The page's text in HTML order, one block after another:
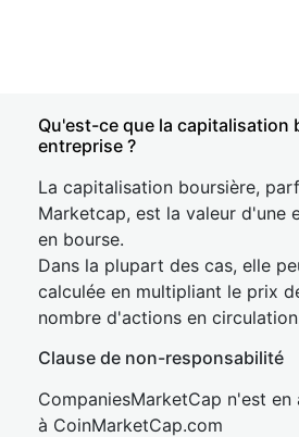
Qu'est-ce que la capitalisation
entreprise ?
La capitalisation boursière,
Marketcap, est la valeur d'une
en bourse.
Dans la plupart des cas, elle
calculée en multipliant le prix
nombre d'actions en
Clause de non-responsabilité
CompaniesMarketCap n'est en
à CoinMarketCap.com